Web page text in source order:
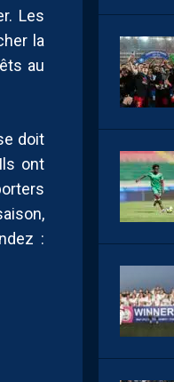
Les
la
au
doit
ont
: